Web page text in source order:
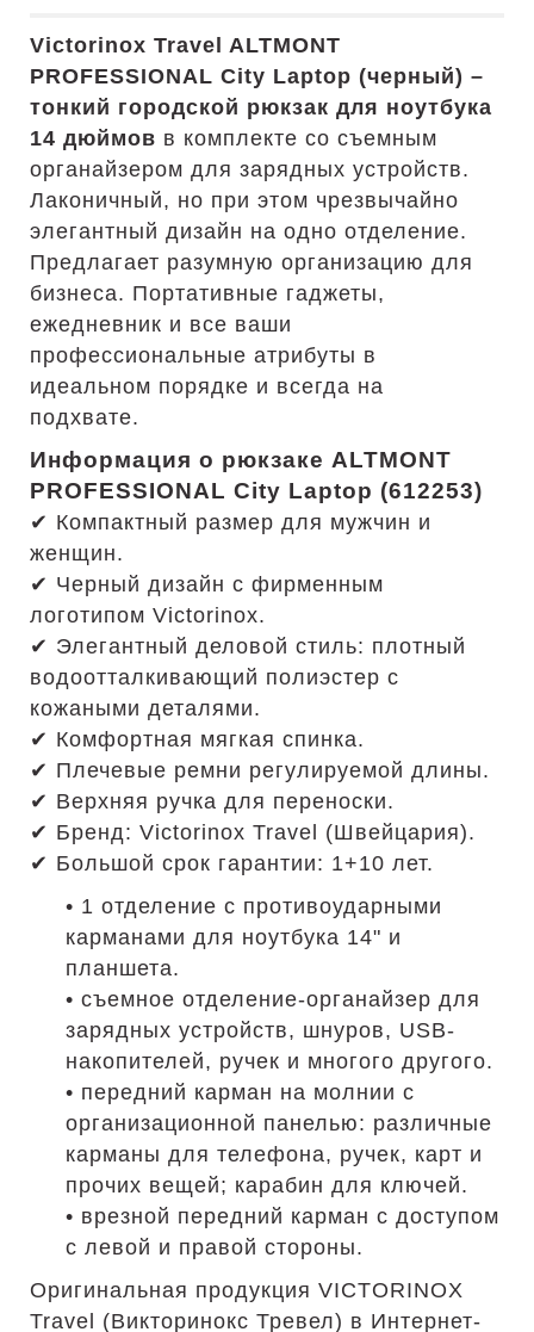
Victorinox Travel ALTMONT
PROFESSIONAL City Laptop (черный) –
тонкий городской рюкзак для ноутбука
14 дюймов в комплекте со съемным
органайзером для зарядных устройств.
Лаконичный, но при этом чрезвычайно
элегантный дизайн на одно отделение.
Предлагает разумную организацию для
бизнеса. Портативные гаджеты,
ежедневник и все ваши
профессиональные атрибуты в
идеальном порядке и всегда на
подхвате.
Информация о рюкзаке ALTMONT
PROFESSIONAL City Laptop (612253)
✔ Компактный размер для мужчин и
женщин.
✔ Черный дизайн с фирменным
логотипом Victorinox.
✔ Элегантный деловой стиль: плотный
водоотталкивающий полиэстер с
кожаными деталями.
✔ Комфортная мягкая спинка.
✔ Плечевые ремни регулируемой длины.
✔ Верхняя ручка для переноски.
✔ Бренд: Victorinox Travel (Швейцария).
✔ Большой срок гарантии: 1+10 лет.
• 1 отделение с противоударными
карманами для ноутбука 14" и
планшета.
• съемное отделение-органайзер для
зарядных устройств, шнуров, USB-
накопителей, ручек и многого другого.
• передний карман на молнии с
организационной панелью: различные
карманы для телефона, ручек, карт и
прочих вещей; карабин для ключей.
• врезной передний карман с доступом
с левой и правой стороны.
Оригинальная продукция VICTORINOX
Travel (Викторинокс Тревел) в Интернет-